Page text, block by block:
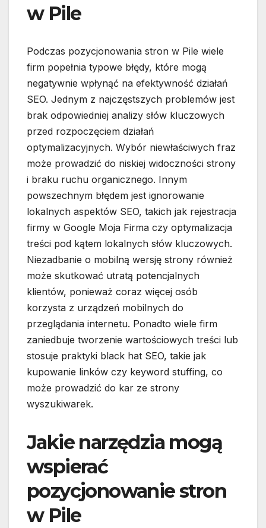
w Pile
Podczas pozycjonowania stron w Pile wiele
firm popełnia typowe błędy, które mogą
negatywnie wpłynąć na efektywność działań
SEO. Jednym z najczęstszych problemów jest
brak odpowiedniej analizy słów kluczowych
przed rozpoczęciem działań
optymalizacyjnych. Wybór niewłaściwych fraz
może prowadzić do niskiej widoczności strony
i braku ruchu organicznego. Innym
powszechnym błędem jest ignorowanie
lokalnych aspektów SEO, takich jak rejestracja
firmy w Google Moja Firma czy optymalizacja
treści pod kątem lokalnych słów kluczowych.
Niezadbanie o mobilną wersję strony również
może skutkować utratą potencjalnych
klientów, ponieważ coraz więcej osób
korzysta z urządzeń mobilnych do
przeglądania internetu. Ponadto wiele firm
zaniedbuje tworzenie wartościowych treści lub
stosuje praktyki black hat SEO, takie jak
kupowanie linków czy keyword stuffing, co
może prowadzić do kar ze strony
wyszukiwarek.
Jakie narzędzia mogą
wspierać
pozycjonowanie stron
w Pile